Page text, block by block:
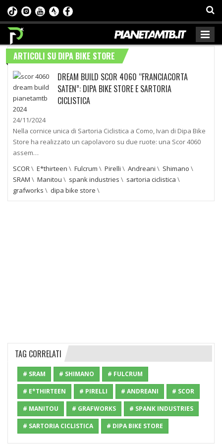
ARTICOLI SU DIPA BIKE STORE
DREAM BUILD SCOR 4060 “FRANCIACORTA
SATEN”: DIPA BIKE STORE E SARTORIA
CICLISTICA
24/11/2024
Nella cornice unica di Sartoria Ciclistica a Como, Ivan di Dipa Bike
Store ha realizzato un capolavoro su due ruote: una Scor 4060
assem…
SCOR \ E*thirteen \ Fulcrum \ Pirelli \ Andreani \ Shimano \
SRAM \ Manitou \ spank industries \ sartoria ciclistica \
grafworks \ dipa bike store \
TAG CORRELATI
# SRAM # SHIMANO # FULCRUM
# E*THIRTEEN # PIRELLI # ANDREANI # SCOR
# MANITOU # GRAFWORKS # SPANK INDUSTRIES
# SARTORIA CICLISTICA # DIPA BIKE STORE